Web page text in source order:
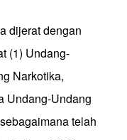
dijerat dengan
(1) Undang-
Narkotika,
Undang-Undang
telah